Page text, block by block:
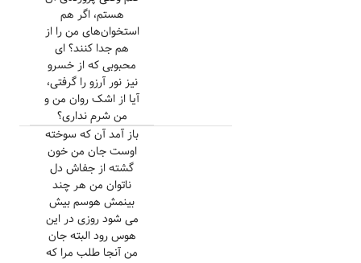
هستم، اگر هم
استخوان‌های من را از
هم جدا کنند؟ ای
محبوبی که از خسرو
نیز نور آرزو را گرفتی،
آیا از اشک روان من و
من شرم نداری؟
باز آمد آن که سوخته
اوست جان من خون
گشته از جفاش دل
ناتوان من هر چند
بینمش هوسم بیش
می شود روزی در این
هوس رود البته جان
من آنجا طلب مرا که